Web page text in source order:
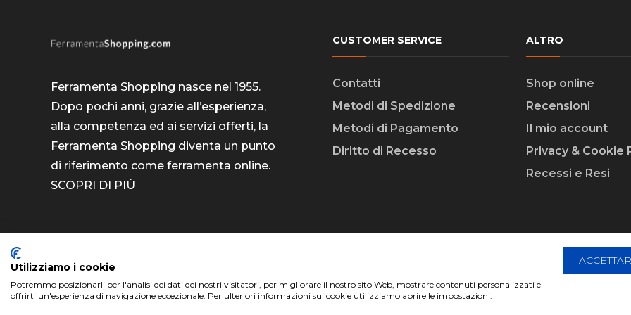
Ferramenta Shopping nasce nel 1955.
Dopo pochi anni, grazie all’esperienza,
alla competenza ed ai servizi offerti, la
Ferramenta Shopping diventa un punto
di riferimento come ferramenta online.
SCOPRI DI PIÙ
CUSTOMER SERVICE
Contatti
Metodi di Spedizione
Metodi di Pagamento
Diritto di Recesso
ALTRO
Shop online
Recensioni
Il mio account
Privacy & Cookie
Recessi e Resi
ferramentashopping.com ©2024 | Realizzato da Creative Agency | All Rights Reserved.
Utilizziamo i cookie
Potremmo posizionarli per l'analisi dei dati dei nostri visitatori, per migliorare il nostro sito Web, mostrare contenuti personalizzati e
offrirti un'esperienza di navigazione eccezionale. Per ulteriori informazioni sui cookie utilizziamo aprire le impostazioni.